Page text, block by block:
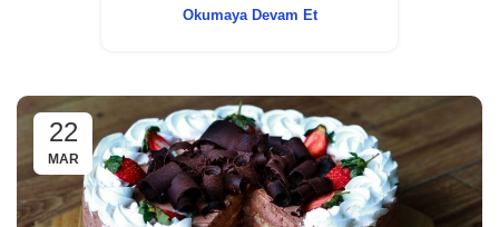
Okumaya Devam Et
22
MAR